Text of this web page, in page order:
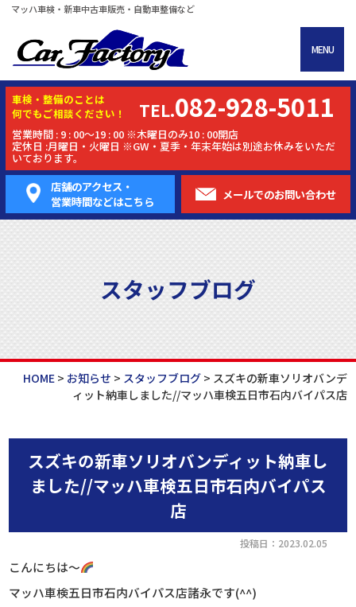
マッハ車検・新車中古車販売・自動車整備など
MENU
車検・ 整備のことは
何でもご相談ください！
TEL.082-928-5011
営業時間 : 9 : 00～19 : 00 ※木曜日のみ10 : 00開店
定休日 :月曜日・火曜日 ※GW・夏季・年末年始は別途お休みをいただ
いております。
店舗のアクセス・
営業時間などはこちら
メールでのお問い合わせ
スタッフブログ
HOME> お知らせ > スタッフブログ> スズキの新車ソリオバンデ
ィット納車しました//マッハ車検五日市石内バイパス店
スズキの新車ソリオバンディット納車し
ました//マッハ車検五日市石内バイパス
店
投稿日：2023.02.05
こんにちは～
マッハ車検五日市石内バイパス店諸永です(^^)